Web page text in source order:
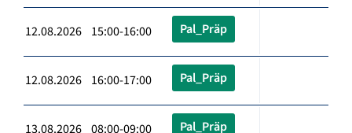
12.08.2026 15:00-16:00 Pal_Präp
12.08.2026 16:00-17:00 Pal_Präp
13.08.2026 08:00-09:00 Pal_Präp